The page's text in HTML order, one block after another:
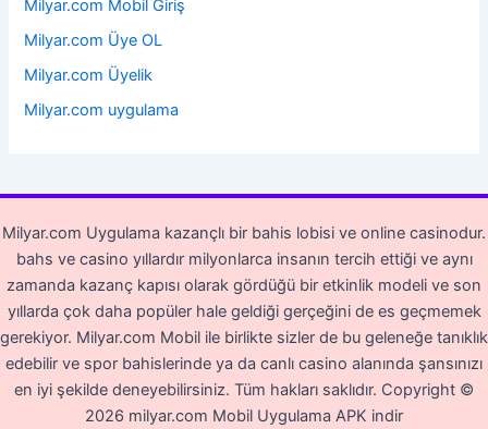
Milyar.com Mobil Giriş
Milyar.com Üye OL
Milyar.com Üyelik
Milyar.com uygulama
Milyar.com Uygulama kazançlı bir bahis lobisi ve online casinodur.
bahs ve casino yıllardır milyonlarca insanın tercih ettiği ve aynı
zamanda kazanç kapısı olarak gördüğü bir etkinlik modeli ve son
yıllarda çok daha popüler hale geldiği gerçeğini de es geçmemek
gerekiyor. Milyar.com Mobil ile birlikte sizler de bu geleneğe tanıklık
edebilir ve spor bahislerinde ya da canlı casino alanında şansınızı
en iyi şekilde deneyebilirsiniz. Tüm hakları saklıdır. Copyright ©
2026 milyar.com Mobil Uygulama APK indir